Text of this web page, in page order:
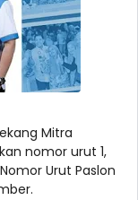
Mitra
nomor urut 1,
Urut Paslon